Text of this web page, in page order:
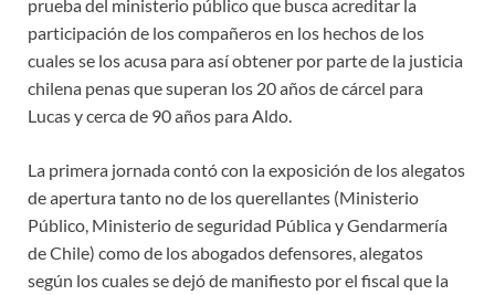
prueba del ministerio público que busca acreditar la
participación de los compañeros en los hechos de los
cuales se los acusa para así obtener por parte de la justicia
chilena penas que superan los 20 años de cárcel para
Lucas y cerca de 90 años para Aldo.
La primera jornada contó con la exposición de los alegatos
de apertura tanto no de los querellantes (Ministerio
Público, Ministerio de seguridad Pública y Gendarmería
de Chile) como de los abogados defensores, alegatos
según los cuales se dejó de manifiesto por el fiscal que la